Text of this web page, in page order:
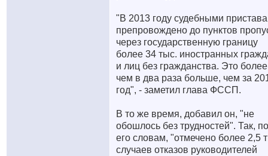
"В 2013 году судебными
препровождено до пунктов
через государственную границу
более 34 тыс. иностранных
и лиц без гражданства. Это более
чем в два раза больше, чем за
год", - заметил глава ФССП.
В то же время, добавил он, "не
обошлось без трудностей". Так, по
его словам, "отмечено более 2,5
случаев отказов руководителей